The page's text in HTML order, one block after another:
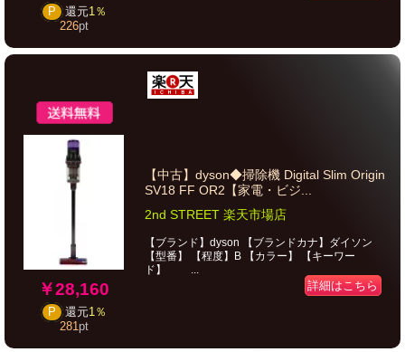
P 還元1％
226pt
￥28,160
P 還元1％
281pt
【中古】dyson◆掃除機 Digital Slim Origin
SV18 FF OR2【家電・ビジ...
2nd STREET 楽天市場店
【ブランド】dyson 【ブランドカナ】ダイソン
【型番】 【程度】B 【カラー】 【キーワー
ド】 ...
詳細はこちら